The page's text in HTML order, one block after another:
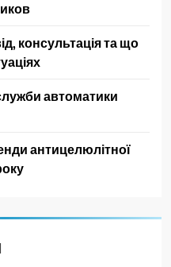
консультація та що
автоматики
антицелюлітної